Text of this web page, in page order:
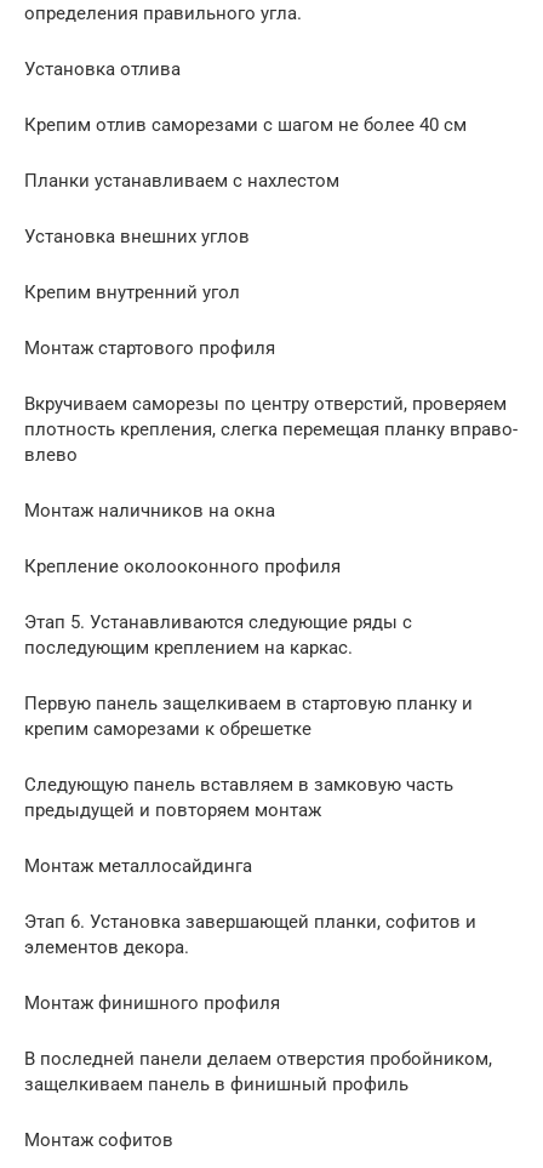
определения правильного угла.
Установка отлива
Крепим отлив саморезами с шагом не более 40 см
Планки устанавливаем с нахлестом
Установка внешних углов
Крепим внутренний угол
Монтаж стартового профиля
Вкручиваем саморезы по центру отверстий, проверяем
плотность крепления, слегка перемещая планку вправо-
влево
Монтаж наличников на окна
Крепление околооконного профиля
Этап 5. Устанавливаются следующие ряды с
последующим креплением на каркас.
Первую панель защелкиваем в стартовую планку и
крепим саморезами к обрешетке
Следующую панель вставляем в замковую часть
предыдущей и повторяем монтаж
Монтаж металлосайдинга
Этап 6. Установка завершающей планки, софитов и
элементов декора.
Монтаж финишного профиля
В последней панели делаем отверстия пробойником,
защелкиваем панель в финишный профиль
Монтаж софитов